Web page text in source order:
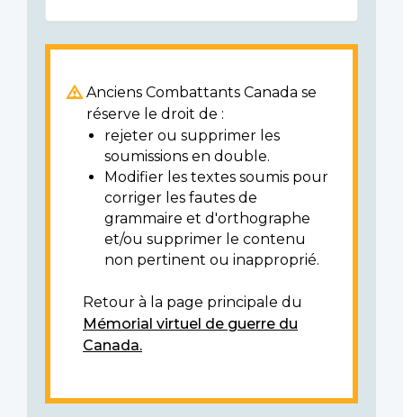
Anciens Combattants Canada se
réserve le droit de :
rejeter ou supprimer les
soumissions en double.
Modifier les textes soumis pour
corriger les fautes de
grammaire et d'orthographe
et/ou supprimer le contenu
non pertinent ou inapproprié.
Retour à la page principale du
Mémorial virtuel de guerre du
Canada.